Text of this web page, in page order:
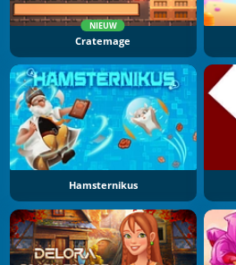
NIEUW
Cratemage
Hamsternikus